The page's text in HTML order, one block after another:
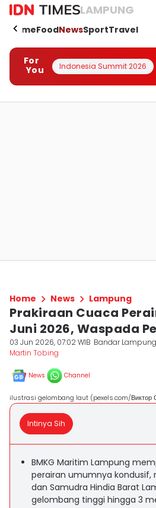
LAMPUNG
HomeFoodNewsSportTravel
For
You
Indonesia Summit 2026
Home News Lampung
Prakiraan Cuaca
Juni 2026, Waspada
03 Jun 2026, 07:02 WIB Bandar Lampung
Martin Tobing
News Channel
ilustrasi gelombang laut (pexels.com/Виктор
Intinya Sih
BMKG Maritim Lampung
perairan umumnya kondusif,
dan Samudra Hindia Barat
gelombang tinggi hingga 3